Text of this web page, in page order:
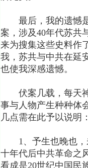
最后，我的遗憾是
案，涉及40年代苏共
来为搜集这些史料作
我，苏共与中共在延
也使我深感遗憾。
伏案几载，每天神
事与人物产生种种体
几点需在此予以说明：
1、予生也晚也，
十年代后中共革命之
看成是20世纪中国民